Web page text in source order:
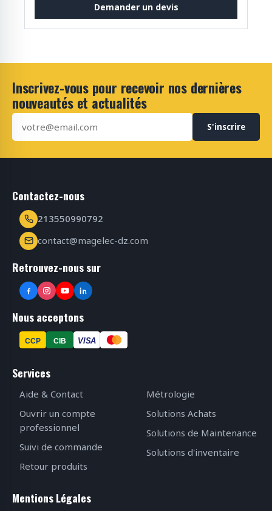
Demander un devis
Inscrivez-vous pour recevoir nos dernières
nouveautés et actualités
S'inscrire
Contactez-nous
213550990792
contact@magelec-dz.com
Retrouvez-nous sur
Nous acceptons
CCP CIB VISA
Services
Aide & Contact
Ouvrir un compte
professionnel
Suivi de commande
Retour produits
Métrologie
Solutions Achats
Solutions de Maintenance
Solutions d'inventaire
Mentions Légales